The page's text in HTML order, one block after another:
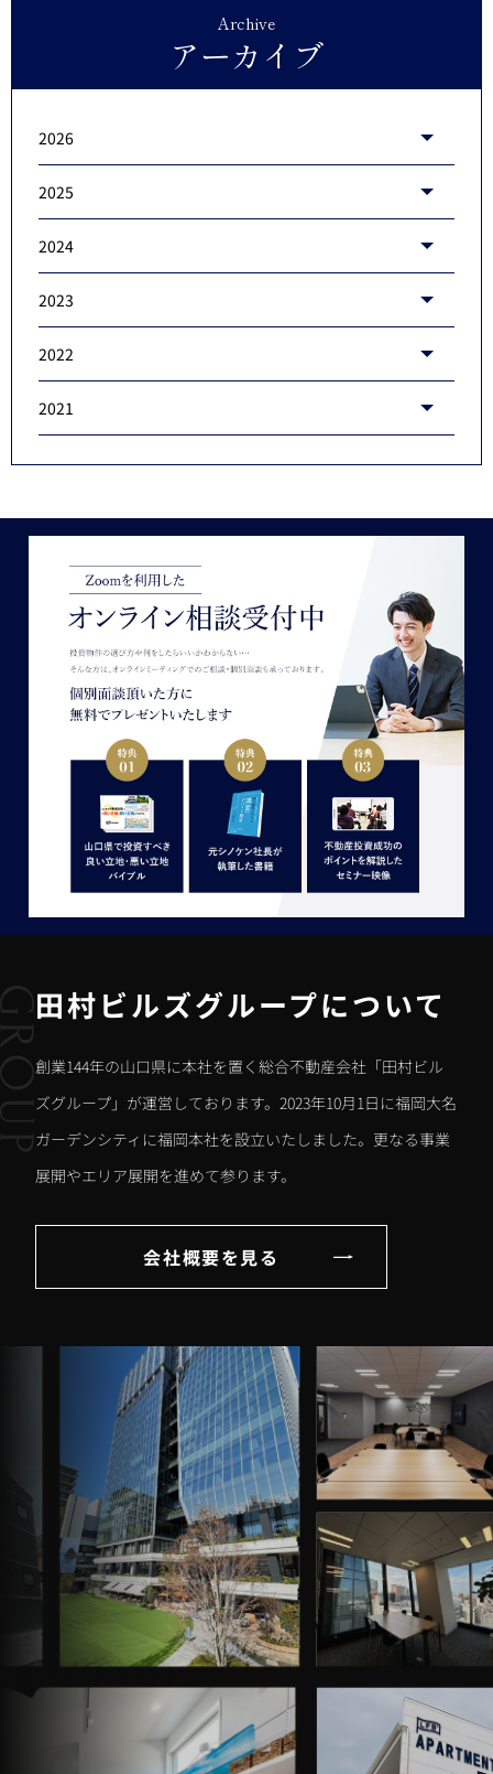
Archive
アーカイブ
2026
2025
2024
2023
2022
2021
田村ビルズグループについて
創業144年の山口県に本社を置く総合不動産会社「田村ビル
ズグループ」が運営しております。2023年10月1日に福岡大名
ガーデンシティに福岡本社を設立いたしました。更なる事業
展開やエリア展開を進めて参ります。
会社概要を見る